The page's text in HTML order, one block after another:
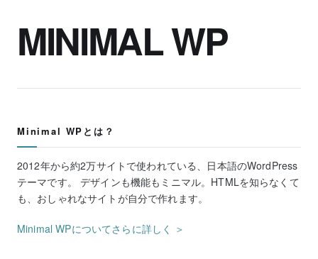
MINIMAL WP
Minimal WPとは？
2012年から約2万サイトで使われている、日本語のWordPress
テーマです。 デザインも機能もミニマル。HTMLを知らなくて
も、おしゃれなサイトが自分で作れます。
Minimal WPについてさらに詳しく ＞